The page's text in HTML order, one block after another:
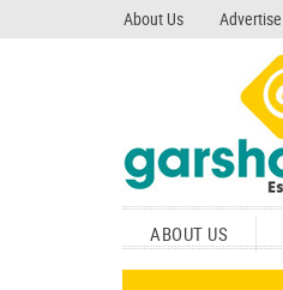
About Us Advertise
garshom.com
ABOUT US